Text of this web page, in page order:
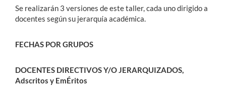
Se realizarán 3 versiones de este taller, cada uno dirigido a
docentes según su jerarquía académica.
FECHAS POR GRUPOS
DOCENTES DIRECTIVOS Y/O JERARQUIZADOS,
Adscritos y EmÉritos